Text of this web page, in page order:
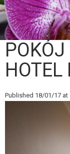
HOTEL
Published 18/01/17 at